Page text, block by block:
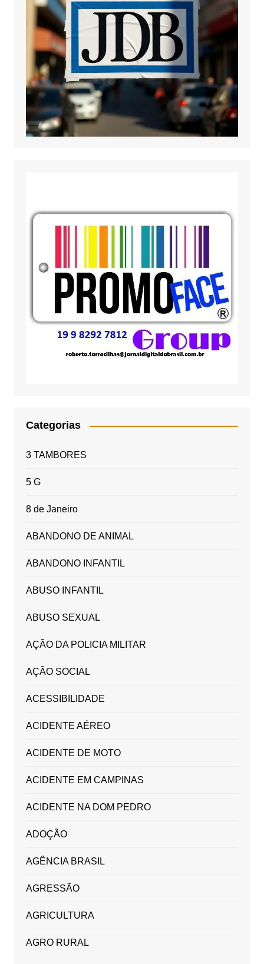
Categorias
3 TAMBORES
5 G
8 de Janeiro
ABANDONO DE ANIMAL
ABANDONO INFANTIL
ABUSO INFANTIL
ABUSO SEXUAL
AÇÃO DA POLICIA MILITAR
AÇÃO SOCIAL
ACESSIBILIDADE
ACIDENTE AÉREO
ACIDENTE DE MOTO
ACIDENTE EM CAMPINAS
ACIDENTE NA DOM PEDRO
ADOÇÃO
AGÊNCIA BRASIL
AGRESSÃO
AGRICULTURA
AGRO RURAL